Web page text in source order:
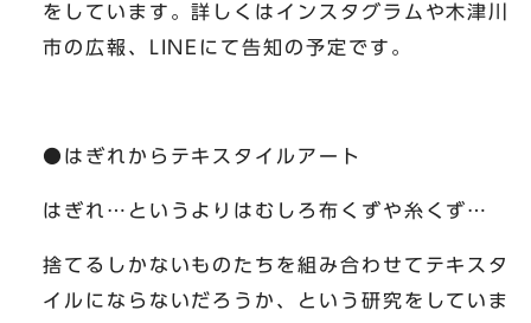
をしています。詳しくはインスタグラムや木津川
市の広報、LINEにて告知の予定です。
●はぎれからテキスタイルアート
はぎれ…というよりはむしろ布くずや糸くず…
捨てるしかないものたちを組み合わせてテキスタ
イルにならないだろうか、という研究をしていま